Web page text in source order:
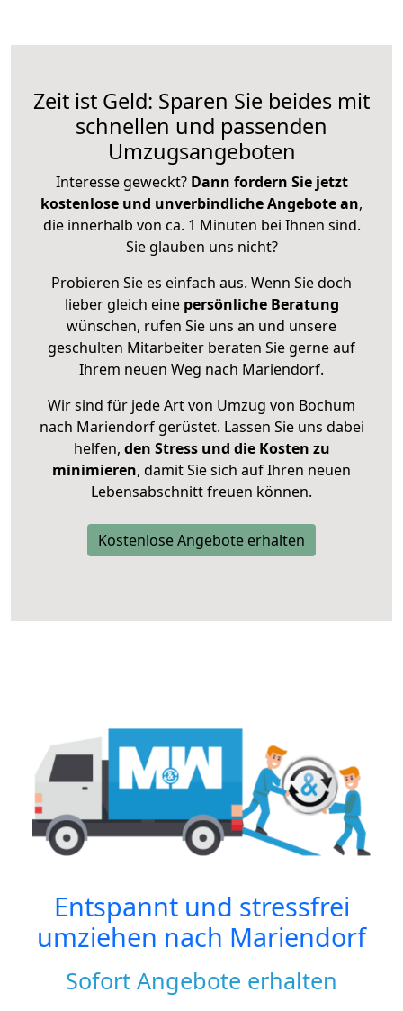
Zeit ist Geld: Sparen Sie beides mit
schnellen und passenden
Umzugsangeboten
Interesse geweckt? Dann fordern Sie jetzt
kostenlose und unverbindliche Angebote an,
die innerhalb von ca. 1 Minuten bei Ihnen sind.
Sie glauben uns nicht?
Probieren Sie es einfach aus. Wenn Sie doch
lieber gleich eine persönliche Beratung
wünschen, rufen Sie uns an und unsere
geschulten Mitarbeiter beraten Sie gerne auf
Ihrem neuen Weg nach Mariendorf.
Wir sind für jede Art von Umzug von Bochum
nach Mariendorf gerüstet. Lassen Sie uns dabei
helfen, den Stress und die Kosten zu
minimieren, damit Sie sich auf Ihren neuen
Lebensabschnitt freuen können.
Kostenlose Angebote erhalten
Entspannt und stressfrei
umziehen nach Mariendorf
Sofort Angebote erhalten